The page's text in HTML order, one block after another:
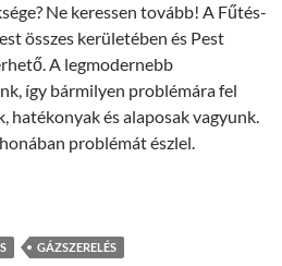
Ne keressen tovább! A Fűtés-
összes kerületében és Pest
A legmodernebb
így bármilyen problémára fel
hatékonyak és alaposak vagyunk.
problémát észlel.
olcsón
GÁZSZERELÉS